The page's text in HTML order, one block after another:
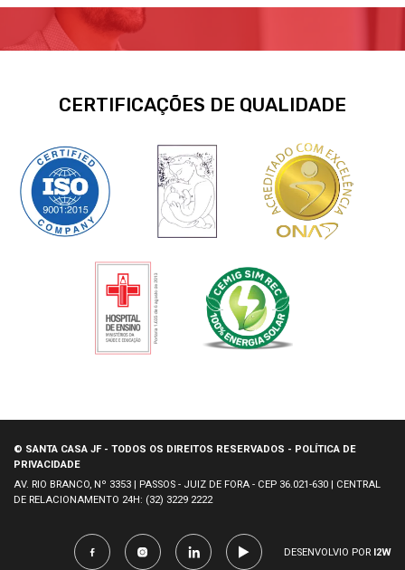
CERTIFICAÇÕES DE QUALIDADE
© SANTA CASA JF - TODOS OS DIREITOS RESERVADOS - POLÍTICA DE
PRIVACIDADE
AV. RIO BRANCO, Nº 3353 | PASSOS - JUIZ DE FORA - CEP 36.021-630 | CENTRAL
DE RELACIONAMENTO 24H: (32) 3229 2222
DESENVOLVIO POR I2W